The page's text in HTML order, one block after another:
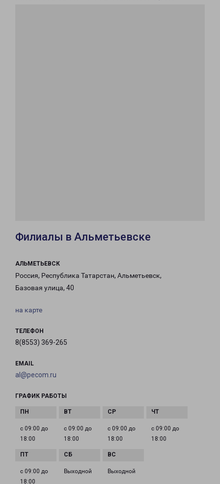
Филиалы в Альметьевске
АЛЬМЕТЬЕВСК
Россия, Республика Татарстан, Альметьевск,
Базовая улица, 40
на карте
ТЕЛЕФОН
8(8553) 369-265
EMAIL
al@pecom.ru
ГРАФИК РАБОТЫ
с 09:00 до
18:00
с 09:00 до
18:00
с 09:00 до
18:00
с 09:00 до
18:00
с 09:00 до
18:00
Выходной Выходной